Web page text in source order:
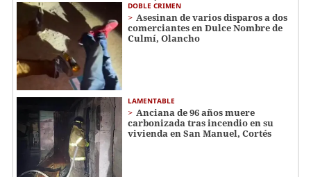
DOBLE CRIMEN
Asesinan de varios disparos a dos
comerciantes en Dulce Nombre de
Culmí, Olancho
LAMENTABLE
Anciana de 96 años muere
carbonizada tras incendio en su
vivienda en San Manuel, Cortés